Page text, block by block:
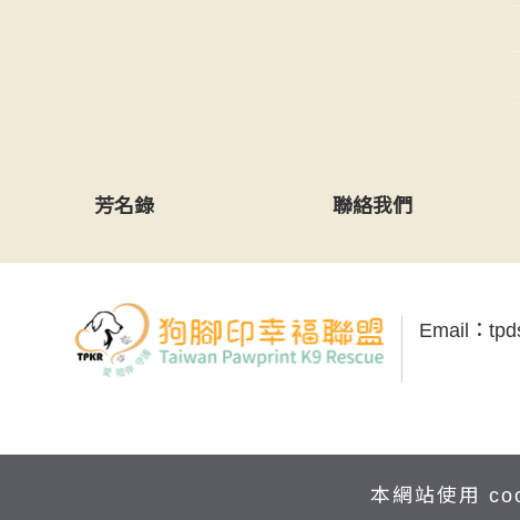
芳名錄 聯絡我們
Email：
本網站使用